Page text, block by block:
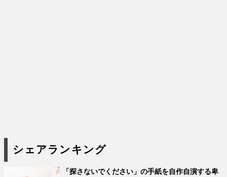
シェアランキング
「探さないでください」の手紙を自作自演する卑